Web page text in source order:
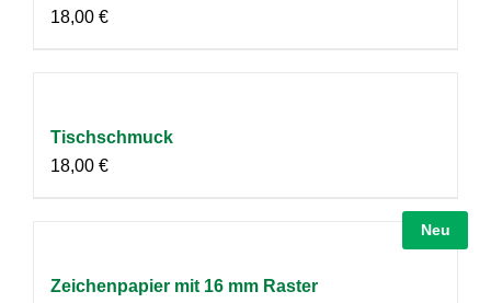
18,00 €
Tischschmuck
18,00 €
Neu
Zeichenpapier mit 16 mm Raster